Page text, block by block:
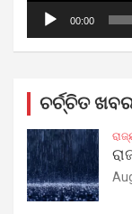
00:00
ଚର୍ଚ୍ଚିତ